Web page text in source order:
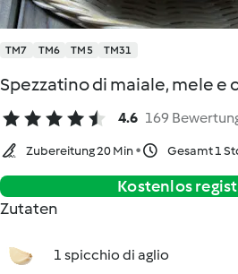
TM7 TM6 TM5 TM31
Spezzatino di maiale, mele e
4.6 169
Zubereitung 20 Min Gesamt 1
Kostenlos
Zutaten
1 spicchio di aglio